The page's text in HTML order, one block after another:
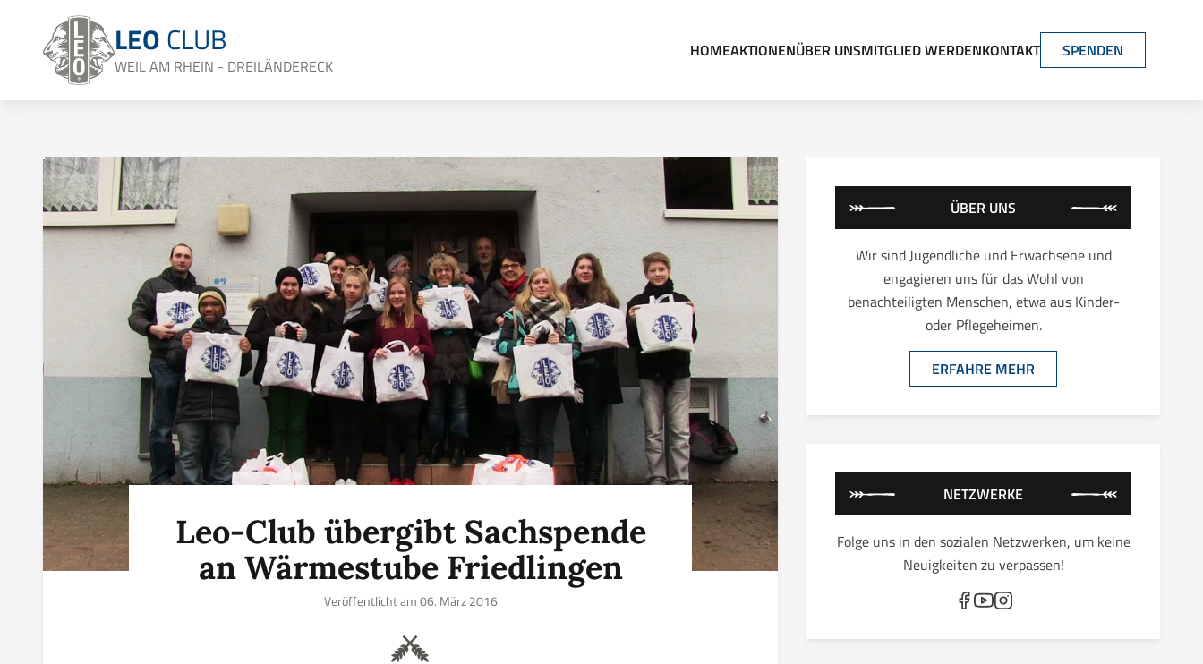
LEOCLUB
WEIL AM RHEIN - DREILÄNDERECK
HOMEAKTIONENÜBER UNSMITGLIED WERDENKONTAKT SPENDEN
Leo-Club übergibt Sachspende
an Wärmestube Friedlingen
Veröffentlicht am 06. März 2016
ÜBER UNS
Wir sind Jugendliche und Erwachsene und
engagieren uns für das Wohl von
benachteiligten Menschen, etwa aus Kinder-
oder Pflegeheimen.
ERFAHRE MEHR
NETZWERKE
Folge uns in den sozialen Netzwerken, um keine
Neuigkeiten zu verpassen!